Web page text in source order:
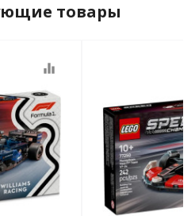
товары
equalizer